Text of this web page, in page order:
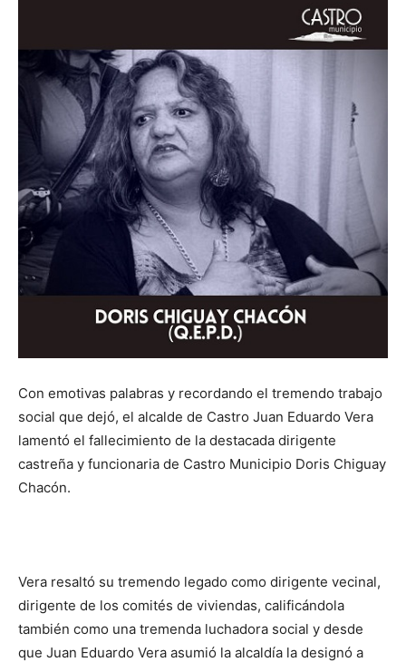
Con emotivas palabras y recordando el tremendo trabajo
social que dejó, el alcalde de Castro Juan Eduardo Vera
lamentó el fallecimiento de la destacada dirigente
castreña y funcionaria de Castro Municipio Doris Chiguay
Chacón.
Vera resaltó su tremendo legado como dirigente vecinal,
dirigente de los comités de viviendas, calificándola
también como una tremenda luchadora social y desde
que Juan Eduardo Vera asumió la alcaldía la designó a